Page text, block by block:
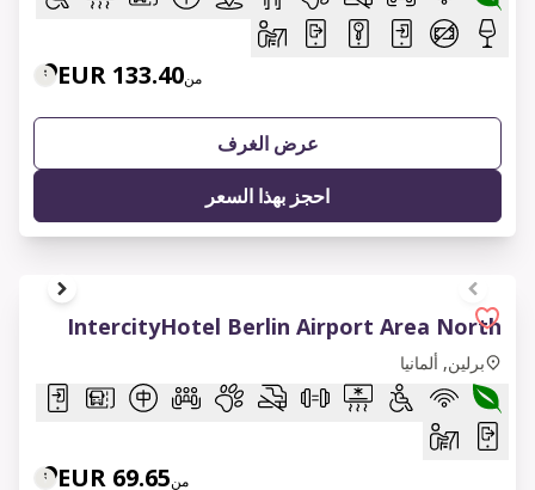
من133.40 EUR
عرض الغرف
احجز بهذا السعر
1 of 14
IntercityHotel Berlin Airport Area North
برلين, ألمانيا
من69.65 EUR